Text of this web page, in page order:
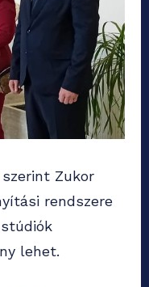
Zukor
rendszere
lehet.